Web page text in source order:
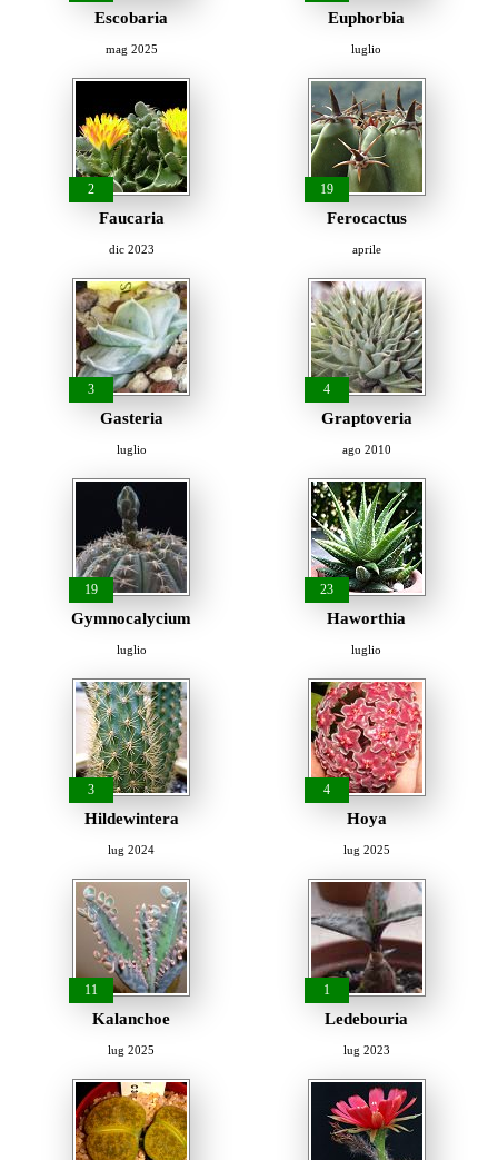
Escobaria
mag 2025
Euphorbia
luglio
2
Faucaria
dic 2023
19
Ferocactus
aprile
3
Gasteria
luglio
4
Graptoveria
ago 2010
19
Gymnocalycium
luglio
23
Haworthia
luglio
3
Hildewintera
lug 2024
4
Hoya
lug 2025
11
Kalanchoe
lug 2025
1
Ledebouria
lug 2023